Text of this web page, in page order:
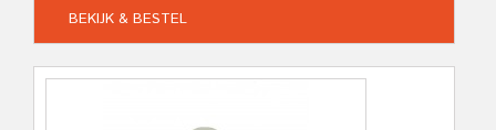
BEKIJK & BESTEL